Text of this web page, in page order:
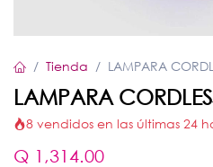
Tienda LAMPARA
LAMPARA
8 vendidos en las últimas 24
Q 1,314.00